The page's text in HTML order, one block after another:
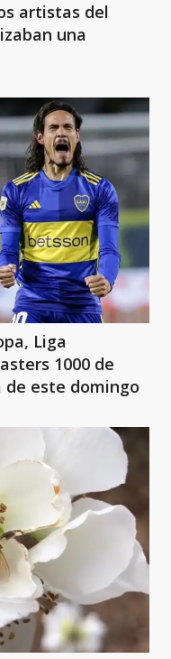
artistas del
una
Liga
1000 de
de este domingo